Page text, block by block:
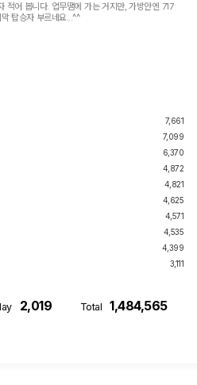
어 봅니다. 업무땜에 가는 거지만, 가방안엔 717
탑승자 부르네요...^^
7,661
7,099
6,370
4,872
4,821
4,625
4,571
4,535
4,399
3,111
2,019 Total 1,484,565